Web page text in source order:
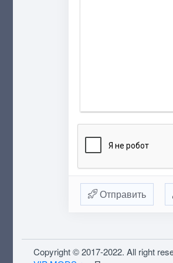
Отправить
Copyright © 2017-2022. All right